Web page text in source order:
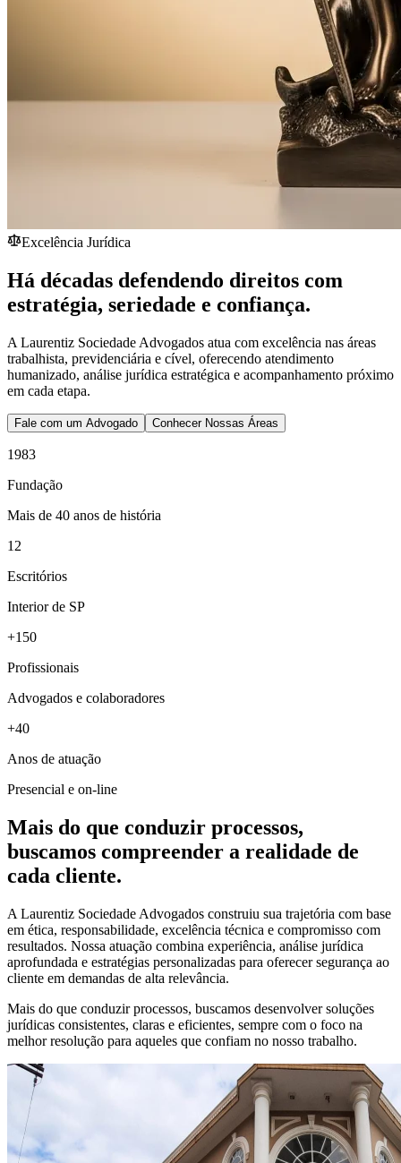
Excelência Jurídica
Há décadas defendendo direitos com
estratégia, seriedade e confiança.
A Laurentiz Sociedade Advogados atua com excelência nas áreas
trabalhista, previdenciária e cível, oferecendo atendimento
humanizado, análise jurídica estratégica e acompanhamento próximo
em cada etapa.
Fale com um Advogado Conhecer Nossas Áreas
1983
Fundação
Mais de 40 anos de história
12
Escritórios
Interior de SP
+150
Profissionais
Advogados e colaboradores
+40
Anos de atuação
Presencial e on-line
Mais do que conduzir processos,
buscamos compreender a realidade de
cada cliente.
A Laurentiz Sociedade Advogados construiu sua trajetória com base
em ética, responsabilidade, excelência técnica e compromisso com
resultados. Nossa atuação combina experiência, análise jurídica
aprofundada e estratégias personalizadas para oferecer segurança ao
cliente em demandas de alta relevância.
Mais do que conduzir processos, buscamos desenvolver soluções
jurídicas consistentes, claras e eficientes, sempre com o foco na
melhor resolução para aqueles que confiam no nosso trabalho.